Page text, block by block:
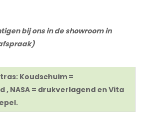
bij ons in de showroom in
afspraak)
Koudschuim =
NASA = drukverlagend en Vita